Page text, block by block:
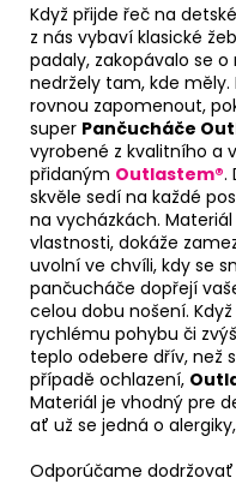
Když přijde řeč na
z nás vybaví klasické
padaly, zakopávalo se
nedržely tam, kde
rovnou zapomenout,
super Pančucháče
vyrobené z kvalitního a
přidaným Outlastem®.
skvěle sedí na každé
na vycházkách. Materiál
vlastnosti, dokáže
uvolní ve chvíli, kdy se
pančucháče dopřejí
celou dobu nošení.
rychlému pohybu či
teplo odebere dřív, než
případě ochlazení,
Materiál je vhodný pre
ať už se jedná o
Odporúčame